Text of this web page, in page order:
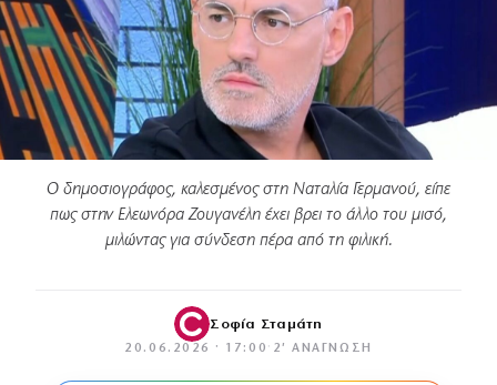
Ο δημοσιογράφος, καλεσμένος στη Ναταλία Γερμανού, είπε
πως στην Ελεωνόρα Ζουγανέλη έχει βρει το άλλο του μισό,
μιλώντας για σύνδεση πέρα από τη φιλική.
Σοφία Σταμάτη
20.06.2026 · 17:00 · 2′ ΑΝΆΓΝΩΣΗ